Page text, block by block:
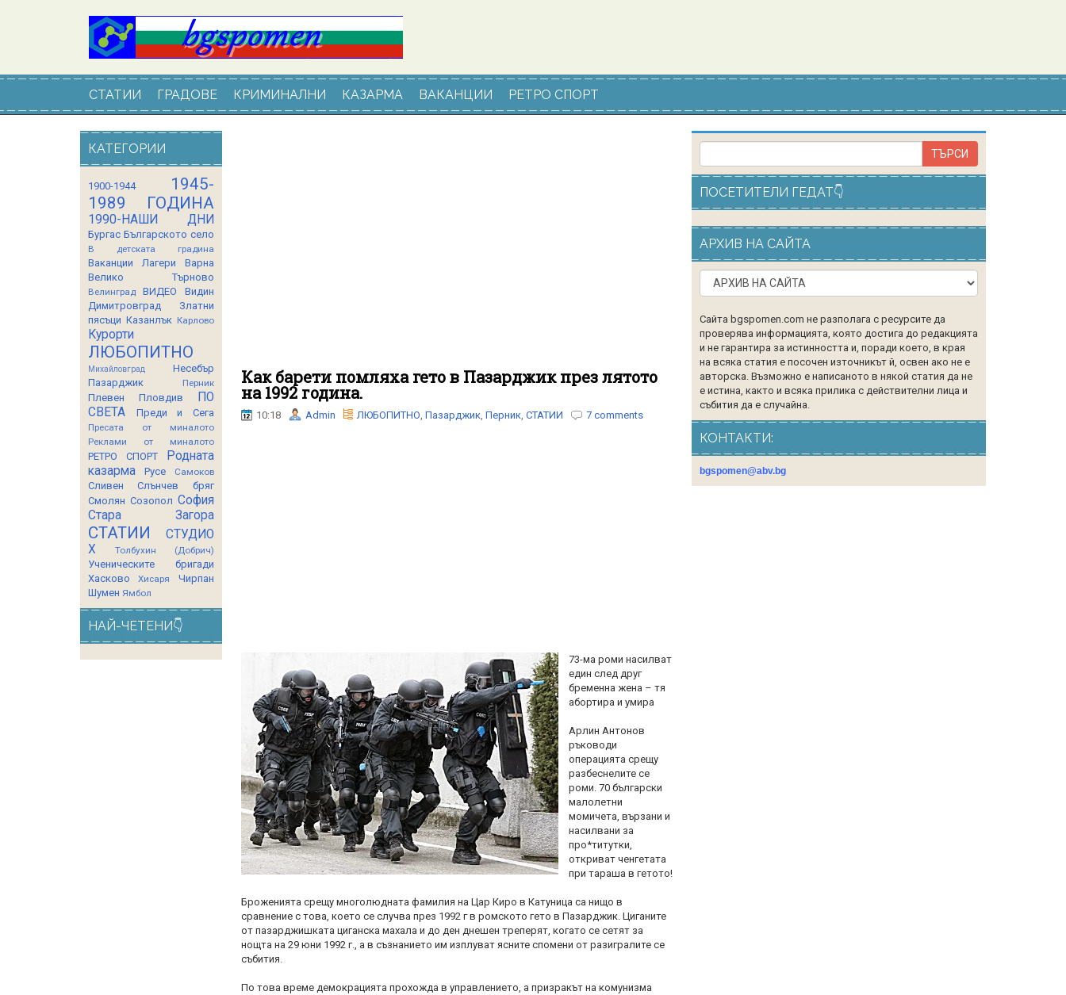
СТАТИИ ГРАДОВЕ КРИМИНАЛНИ КАЗАРМА ВАКАНЦИИ РЕТРО СПОРТ
Как барети помляха гето в Пазарджик през лятото
на 1992 година.
10:18 Admin ЛЮБОПИТНО, Пазарджик, Перник, СТАТИИ 7 comments
73-ма роми насилват
един след друг
бременна жена – тя
абортира и умира
Арлин Антонов
ръководи
операцията срещу
разбеснелите се
роми. 70 български
малолетни
момичета, вързани и
насилвани за
про*титутки,
откриват ченгетата
при тараша в гетото!
Броженията срещу многолюдната фамилия на Цар Киро в Катуница са нищо в
сравнение с това, което се случва през 1992 г в ромското гето в Пазарджик. Циганите
от пазарджишката циганска махала и до ден днешен треперят, когато се сетят за
нощта на 29 юни 1992 г., а в съзнанието им изплуват ясните спомени от разигралите се
събития.
По това време демокрацията прохожда в управлението, а призракът на комунизма
КАТЕГОРИИ
1900-1944
1945-
1989 ГОДИНА
1990-НАШИ ДНИ
Бургас Българското село
В детската градина
Ваканции Лагери
Варна
Велико Търново
Велинград ВИДЕО
Видин
Димитровград
Златни
пясъци Казанлък Карлово
Курорти
ЛЮБОПИТНО
Михайловград
Несебър
Пазарджик
Перник
Плевен Пловдив
ПО
СВЕТА
Преди и Сега
Пресата от миналото
Реклами от миналото
РЕТРО СПОРТ
Родната
казарма
Русе Самоков
Сливен
Слънчев бряг
Смолян Созопол София
Стара Загора
СТАТИИ
СТУДИО
Х
Толбухин (Добрич)
Ученическите бригади
Хасково
Хисаря
Чирпан
Шумен Ямбол
НАЙ-ЧЕТЕНИ👇
ПОСЕТИТЕЛИ ГЕДАТ👇
АРХИВ НА САЙТА
Сайта bgspomen.com не разполага с ресурсите да
проверява информацията, която достига до редакцията
и не гарантира за истинността и, поради което, в края
на всяка статия е посочен източникът й, освен ако не е
авторска. Възможно е написаното в някой статия да не
е истина, както и всяка прилика с действителни лица и
събития да е случайна.
КОНТАКТИ:
bgspomen@abv.bg